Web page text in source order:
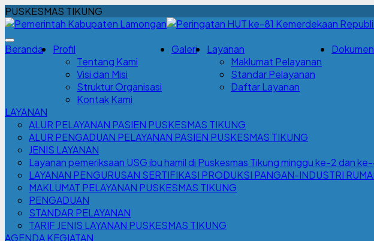
PUSKESMAS TIKUNG
Beranda
Profil
Tentang Kami
Visi dan Misi
Struktur Organisasi
Kontak Kami
Galeri
Layanan
Maklumat Pelayanan
Standar Pelayanan
Daftar Layanan
LAYANAN
ALUR PELAYANAN PASIEN PUSKESMAS TIKUNG
ALUR PENGADUAN PELAYANAN PASIEN PUSKESMAS TIKUNG
JENIS LAYANAN
Layanan pemeriksaan USG ibu hamil di Puskesmas Tikung minggu ke-2 dan
LAYANAN PENGURUSAN SERTIFIKASI PRODUKSI PANGAN-INDUSTRI
MAKLUMAT PELAYANAN PUSKESMAS TIKUNG
PENGADUAN
STANDAR PELAYANAN
TARIF JENIS LAYANAN PUSKESMAS TIKUNG
AGENDA KEGIATAN